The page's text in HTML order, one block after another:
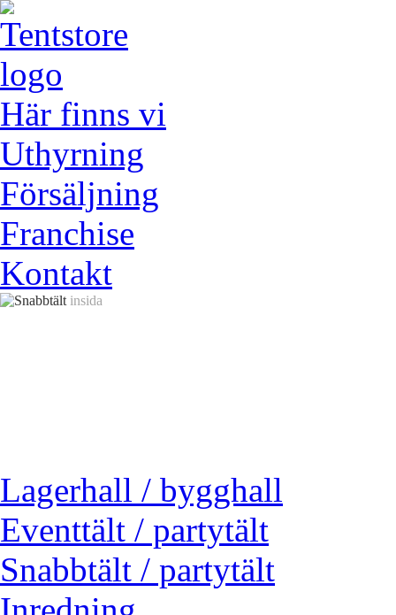
Här finns vi
Uthyrning
Försäljning
Franchise
Kontakt
Lagerhall / bygghall
Eventtält / partytält
Snabbtält / partytält